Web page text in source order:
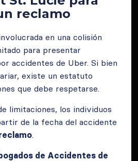
reclamo
en una colisión
para presentar
accidentes de Uber. Si bien
existe un estatuto
que debe respetarse.
limitaciones, los individuos
de la fecha del accidente
.
de Accidentes de